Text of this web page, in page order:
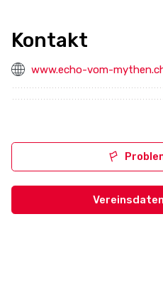
Kontakt
www.echo-vom-